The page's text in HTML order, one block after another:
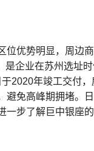
优势明显，周边
企业在苏州选址
2020年竣工交付
免高峰期拥堵。
步了解巨中银座